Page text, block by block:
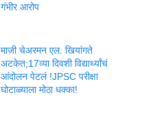
गंभीर आरोप
माजी चेअरमन एल. खियांगते
अटकेत;17व्या दिवशी विद्यार्थ्यांचं
आंदोलन पेटलं !JPSC परीक्षा
घोटाळ्याला मोठा धक्का!